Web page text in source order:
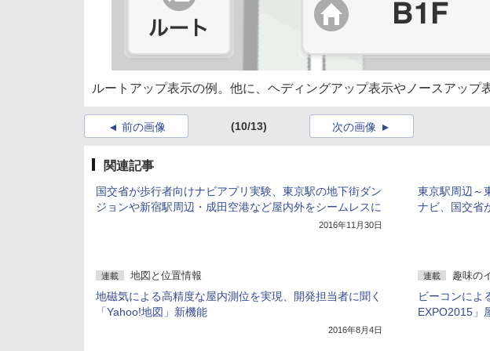
ルートアップ表示の例。他に、ヘディングアップ表示やノースアップ
前の画像 (10/13) 次の画像
関連記事
国交省が歩行者向けナビアプリ実験、東京駅の地下街ダン
ジョンや新宿駅周辺・成田空港など屋内外をシームレスに
2016年11月30日
東京駅周辺～
ナビ、国交省
連載 地図と位置情報
地磁気による高精度な屋内測位を実現、開発担当者に聞く
「Yahoo!地図」新機能
2016年8月4日
連載 趣味の
ビーコンによ
EXPO2015」